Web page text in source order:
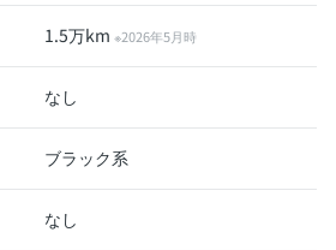
1.5万km※2026年5月時
なし
ブラック系
なし